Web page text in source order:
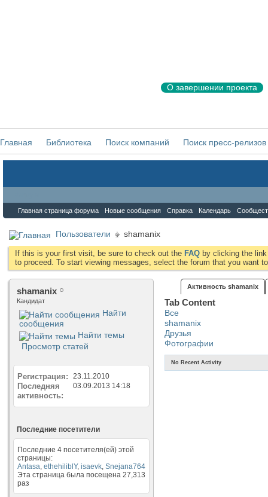
О завершении проекта
Главная Библиотека Поиск компаний Поиск пресс-релизов
Главная страница форума Новые сообщения Справка Календарь
Пользователи shamanix
If this is your first visit, be sure to check out the FAQ by clicking the
to proceed. To start viewing messages, select the forum that you want
shamanix
Кандидат
Найти
сообщения
Найти темы
Просмотр статей
Регистрация 23.11.2010
Последняя
активность
03.09.2013 14:18
Последние посетители
Последние 4 посетителя(ей) этой
страницы:
Antasa, ethehiliblY, isaevk, Snejana764
Эта страница была посещена 27,313
раз
Активность shamanix
Tab Content
Все
shamanix
Друзья
Фотографии
No Recent Activity